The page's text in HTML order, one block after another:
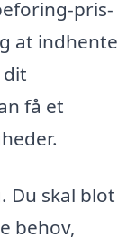
pris-
at indhente
få et
Du skal blot
behov,